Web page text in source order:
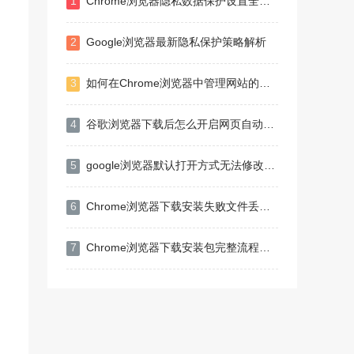
2 Google浏览器最新隐私保护策略解析
3 如何在Chrome浏览器中管理网站的访问权限
4 谷歌浏览器下载后怎么开启网页自动翻译功能
5 google浏览器默认打开方式无法修改怎么办
6 Chrome浏览器下载安装失败文件丢失快速修复教程
7 Chrome浏览器下载安装包完整流程及断点续传设置